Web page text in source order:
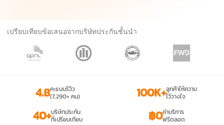
เปรียบเทียบข้อเสนอจากบริษัทประกันชั้นนำ
4.8คะแนนรีวิว
(7,290+ คน)
100K+ลูกค้าให้ความ
ไว้วางใจ
40+บริษัทประกัน
ที่เปรียบเทียบ
฿0ค่าบริการ
ฟรีตลอด